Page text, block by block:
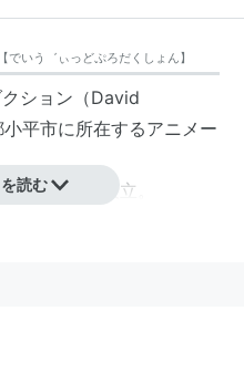
【でいう゛ぃっどぷろだくしょん】
ション（David
平市に所在するアニメー
2007年9月設立。
（2009年-2010年）
読む